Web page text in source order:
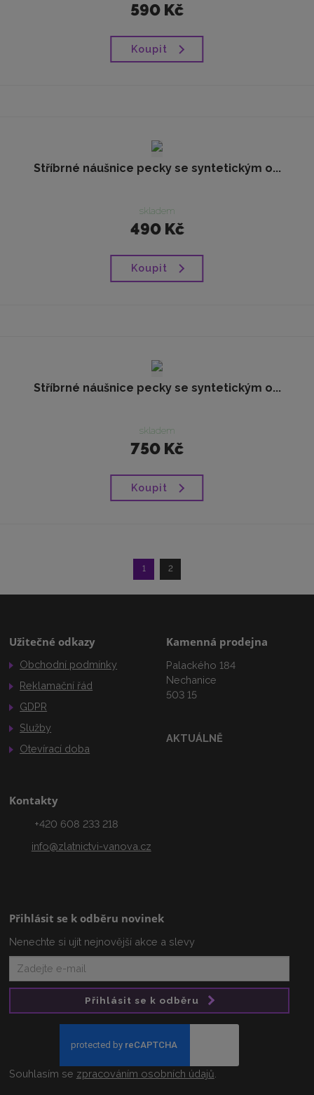
590 Kč
Koupit
Stříbrné náušnice pecky se syntetickým o...
skladem
490 Kč
Koupit
Stříbrné náušnice pecky se syntetickým o...
skladem
750 Kč
Koupit
1 2
Užitečné odkazy
Obchodní podmínky
Reklamační řád
GDPR
Služby
Otevírací doba
Kamenná prodejna
Palackého 184
Nechanice
503 15
AKTUÁLNĚ
Kontakty
+420 608 233 218
info@zlatnictvi-vanova.cz
Přihlásit se k odběru novinek
Nenechte si ujít nejnovější akce a slevy
Přihlásit se k odběru
Souhlasím se zpracováním osobních údajů.